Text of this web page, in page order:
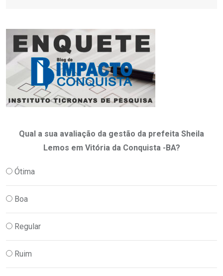
Qual a sua avaliação da gestão da prefeita Sheila
Lemos em Vitória da Conquista -BA?
Ótima
Boa
Regular
Ruim